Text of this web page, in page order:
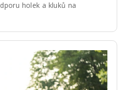
holek a kluků na